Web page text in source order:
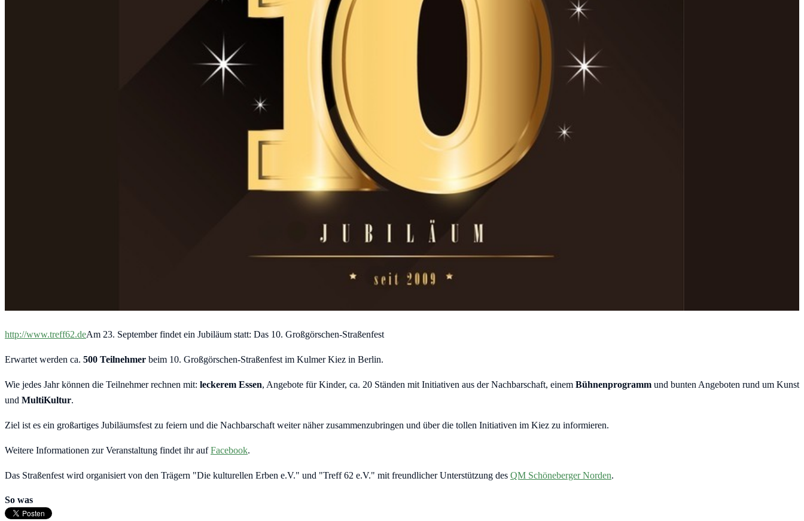
http://www.treff62.deAm 23. September findet ein Jubiläum statt: Das 10. Großgörschen-Straßenfest
Erwartet werden ca. 500 Teilnehmer beim 10. Großgörschen-Straßenfest im Kulmer Kiez in Berlin.
Wie jedes Jahr können die Teilnehmer rechnen mit: leckerem Essen, Angebote für Kinder, ca. 20 Ständen mit Initiativen aus der Nachbarschaft, einem Bühnenprogramm und bunten Angeboten rund um Kunst
und MultiKultur.
Ziel ist es ein großartiges Jubiläumsfest zu feiern und die Nachbarschaft weiter näher zusammenzubringen und über die tollen Initiativen im Kiez zu informieren.
Weitere Informationen zur Veranstaltung findet ihr aufFacebook.
Das Straßenfest wird organisiert von den Trägern "Die kulturellen Erben e.V." und "Treff 62 e.V." mit freundlicher Unterstützung des QM Schöneberger Norden.
So was